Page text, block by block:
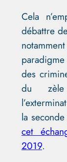
Cela
débattre
des
du zèle
la
cet
2019.